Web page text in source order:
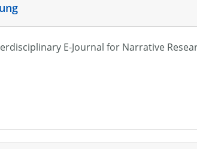
E-Journal for Narrative